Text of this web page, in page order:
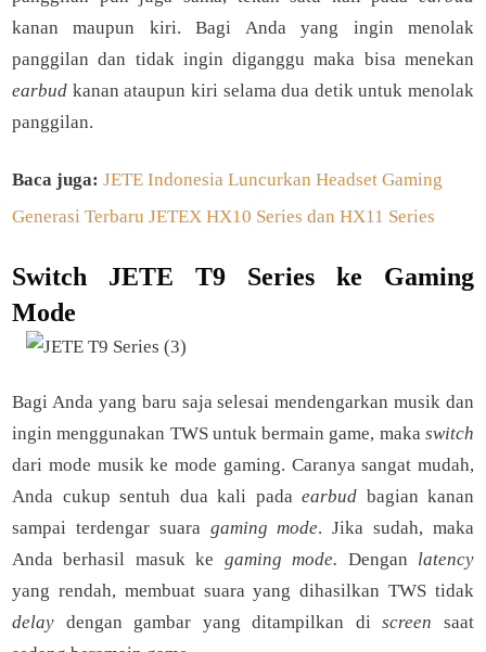
kanan maupun kiri. Bagi Anda yang ingin menolak
panggilan dan tidak ingin diganggu maka bisa menekan
earbud kanan ataupun kiri selama dua detik untuk menolak
panggilan.
Baca juga: JETE Indonesia Luncurkan Headset Gaming
Generasi Terbaru JETEX HX10 Series dan HX11 Series
Switch JETE T9 Series ke Gaming
Mode
Bagi Anda yang baru saja selesai mendengarkan musik dan
ingin menggunakan TWS untuk bermain game, makaswitch
dari mode musik ke mode gaming. Caranya sangat mudah,
Anda cukup sentuh dua kali padaearbud bagian kanan
sampai terdengar suara gaming mode. Jika sudah, maka
Anda berhasil masuk ke gaming mode. Dengan latency
yang rendah, membuat suara yang dihasilkan TWS tidak
delay dengan gambar yang ditampilkan discreen saat